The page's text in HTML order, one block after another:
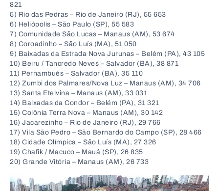
821
5) Rio das Pedras – Rio de Janeiro (RJ), 55 653
6) Heliópolis – São Paulo (SP), 55 583
7) Comunidade São Lucas – Manaus (AM), 53 674
8) Coroadinho – São Luís (MA), 51 050
9) Baixadas da Estrada Nova Jurunas – Belém (PA), 43 105
10) Beiru / Tancredo Neves – Salvador (BA), 38 871
11) Pernambués – Salvador (BA), 35 110
12) Zumbi dos Palmares/Nova Luz – Manaus (AM), 34 706
13) Santa Etelvina – Manaus (AM), 33 031
14) Baixadas da Condor – Belém (PA), 31 321
15) Colônia Terra Nova – Manaus (AM), 30 142
16) Jacarezinho – Rio de Janeiro (RJ), 29 766
17) Vila São Pedro – São Bernardo do Campo (SP), 28 466
18) Cidade Olímpica – São Luís (MA), 27 326
19) Chafik / Macuco – Mauá (SP), 26 835
20) Grande Vitória – Manaus (AM), 26 733